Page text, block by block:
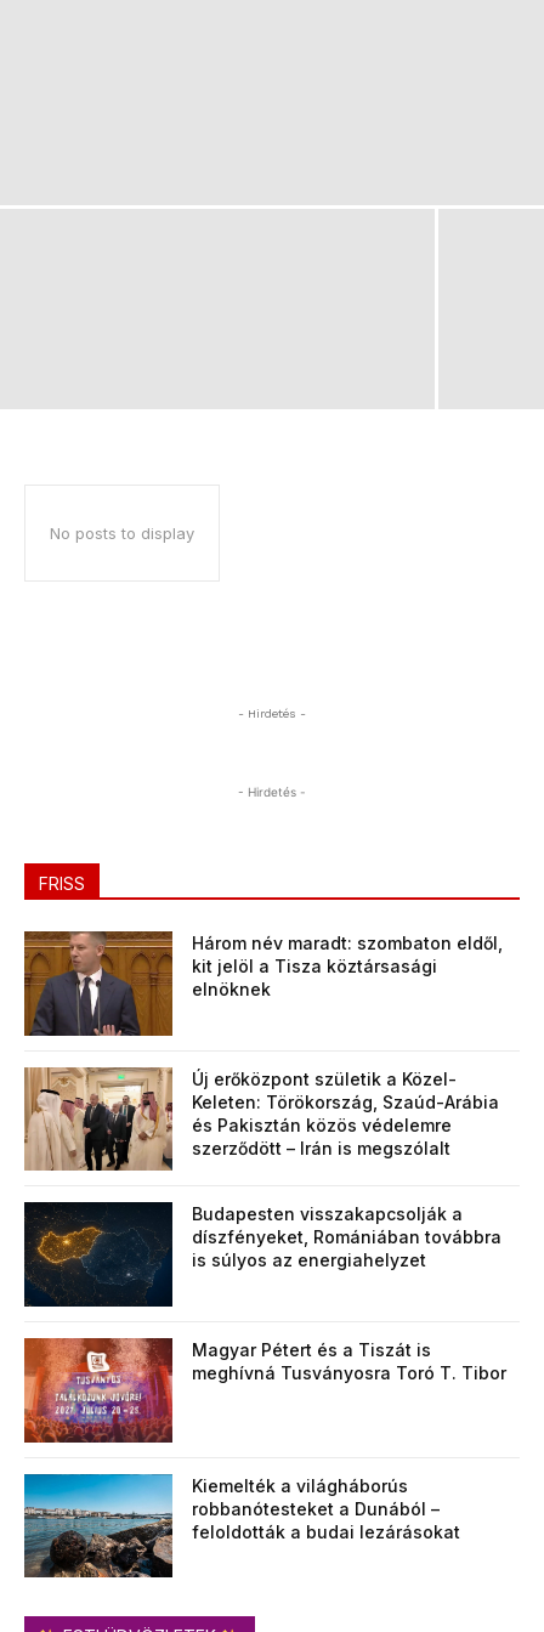
No posts to display
- Hirdetés -
- Hirdetés -
FRISS
Három név maradt: szombaton eldől,
kit jelöl a Tisza köztársasági
elnöknek
Új erőközpont születik a Közel-
Keleten: Törökország, Szaúd-Arábia
és Pakisztán közös védelemre
szerződött – Irán is megszólalt
Budapesten visszakapcsolják a
díszfényeket, Romániában továbbra
is súlyos az energiahelyzet
Magyar Pétert és a Tiszát is
meghívná Tusványosra Toró T. Tibor
Kiemelték a világháborús
robbanótesteket a Dunából –
feloldották a budai lezárásokat